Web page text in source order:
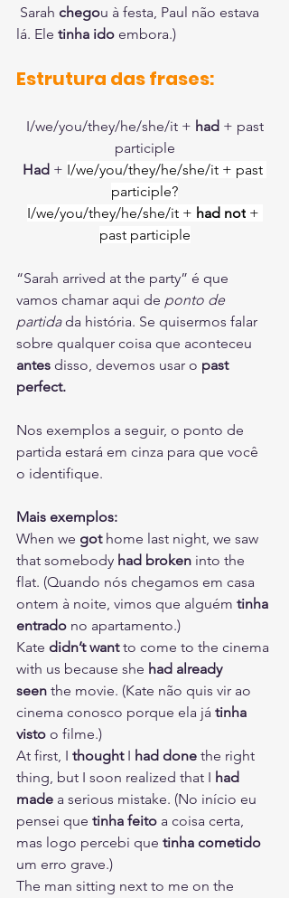
Sarah chegou à festa, Paul não estava
lá. Ele tinha ido embora.)
Estrutura das frases:
I/we/you/they/he/she/it + had + past
participle
Had + I/we/you/they/he/she/it + past
participle?
I/we/you/they/he/she/it + had not +
past participle
“Sarah arrived at the party” é que
vamos chamar aqui de ponto de
partida da história. Se quisermos falar
sobre qualquer coisa que aconteceu
antes disso, devemos usar o past
perfect.
Nos exemplos a seguir, o ponto de
partida estará em cinza para que você
o identifique.
Mais exemplos:
When we got home last night, we saw
that somebody had broken into the
flat. (Quando nós chegamos em casa
ontem à noite, vimos que alguém tinha
entrado no apartamento.)
Kate didn’t want to come to the cinema
with us because she had already
seen the movie. (Kate não quis vir ao
cinema conosco porque ela já tinha
visto o filme.)
At first, I thought I had done the right
thing, but I soon realized that I had
made a serious mistake. (No início eu
pensei que tinha feito a coisa certa,
mas logo percebi que tinha cometido
um erro grave.)
The man sitting next to me on the